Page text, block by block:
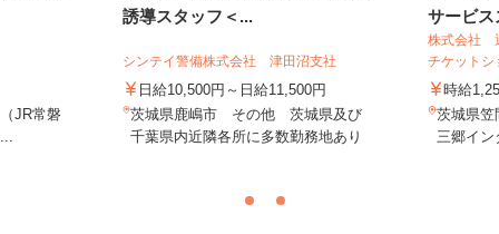
JR常磐
誘導スタッフ＜...
シンテイ警備株式会社 津田沼支社
日給10,500円～日給11,500円
茨城県鹿嶋市 その他 茨城県及び
千葉県内近隣各所に多数勤務地あり
サービス
株式会社
チケットシ
時給
茨城県笠
三郷イ